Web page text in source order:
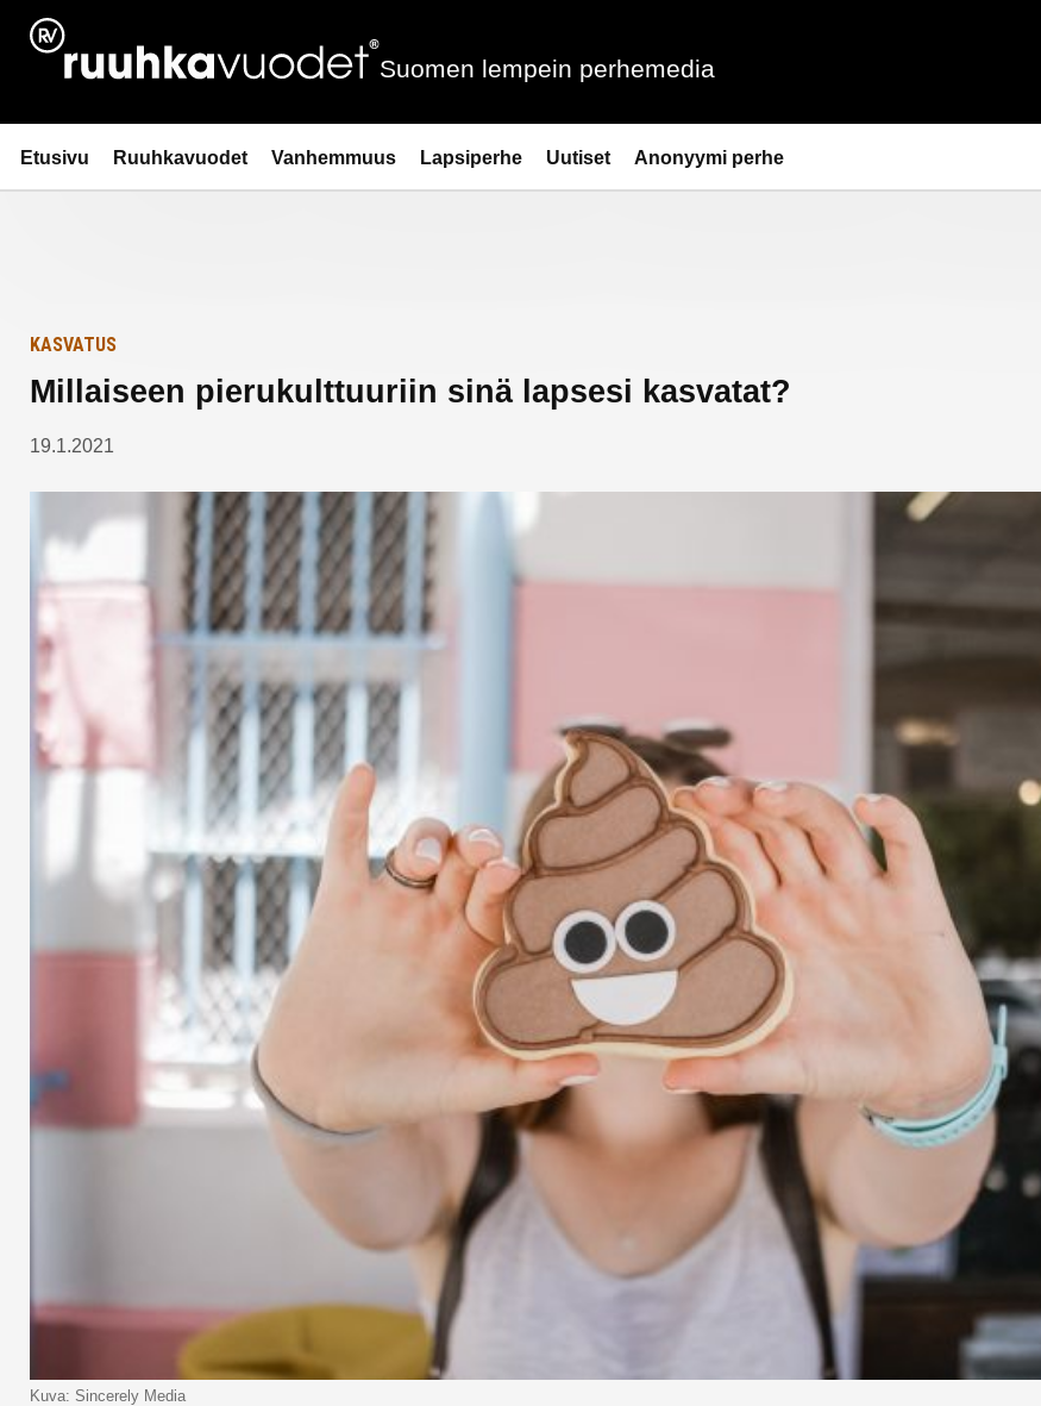
Siirry
sisältöön
Ruuhkavuodet.fi
Suomen lempein perhemedia
Etusivu Ruuhkavuodet Vanhemmuus Lapsiperhe Uutiset Anonyymi perhe
Etusivulle
KASVATUS
Millaiseen pierukulttuuriin sinä lapsesi kasvatat?
19.1.2021
Kuva: Sincerely Media